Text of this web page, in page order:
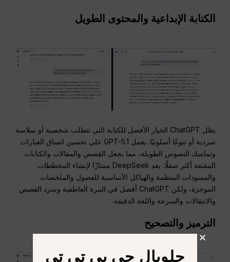
الكتابة الإبداعية والمحتوى الطويل
يظل ChatGPT الخيار الأفضل للكتابة التي تتطلب شخصية أو سلاسة
سردية أو تنوعًا أسلوبيًا. يعمل GPT-5.1 على تحسين اتساق العبارات
وتماسك النصوص الطويلة، مما يجعل القصص والمقالات والكتابات
المقنعة أكثر صقلًا. يعد DeepSeek ممتازًا لإنشاء المخططات
والمسودات المنظمة والهياكل الأساسية للفصول والملخصات
الموجزة، ولكن ChatGPT أفضل في النبرة العاطفية وسرد القصص
والانتقالات والسرعة واللغة الدقيقة.
الترميز والتصحيح
جلوبال جي بي تي تي